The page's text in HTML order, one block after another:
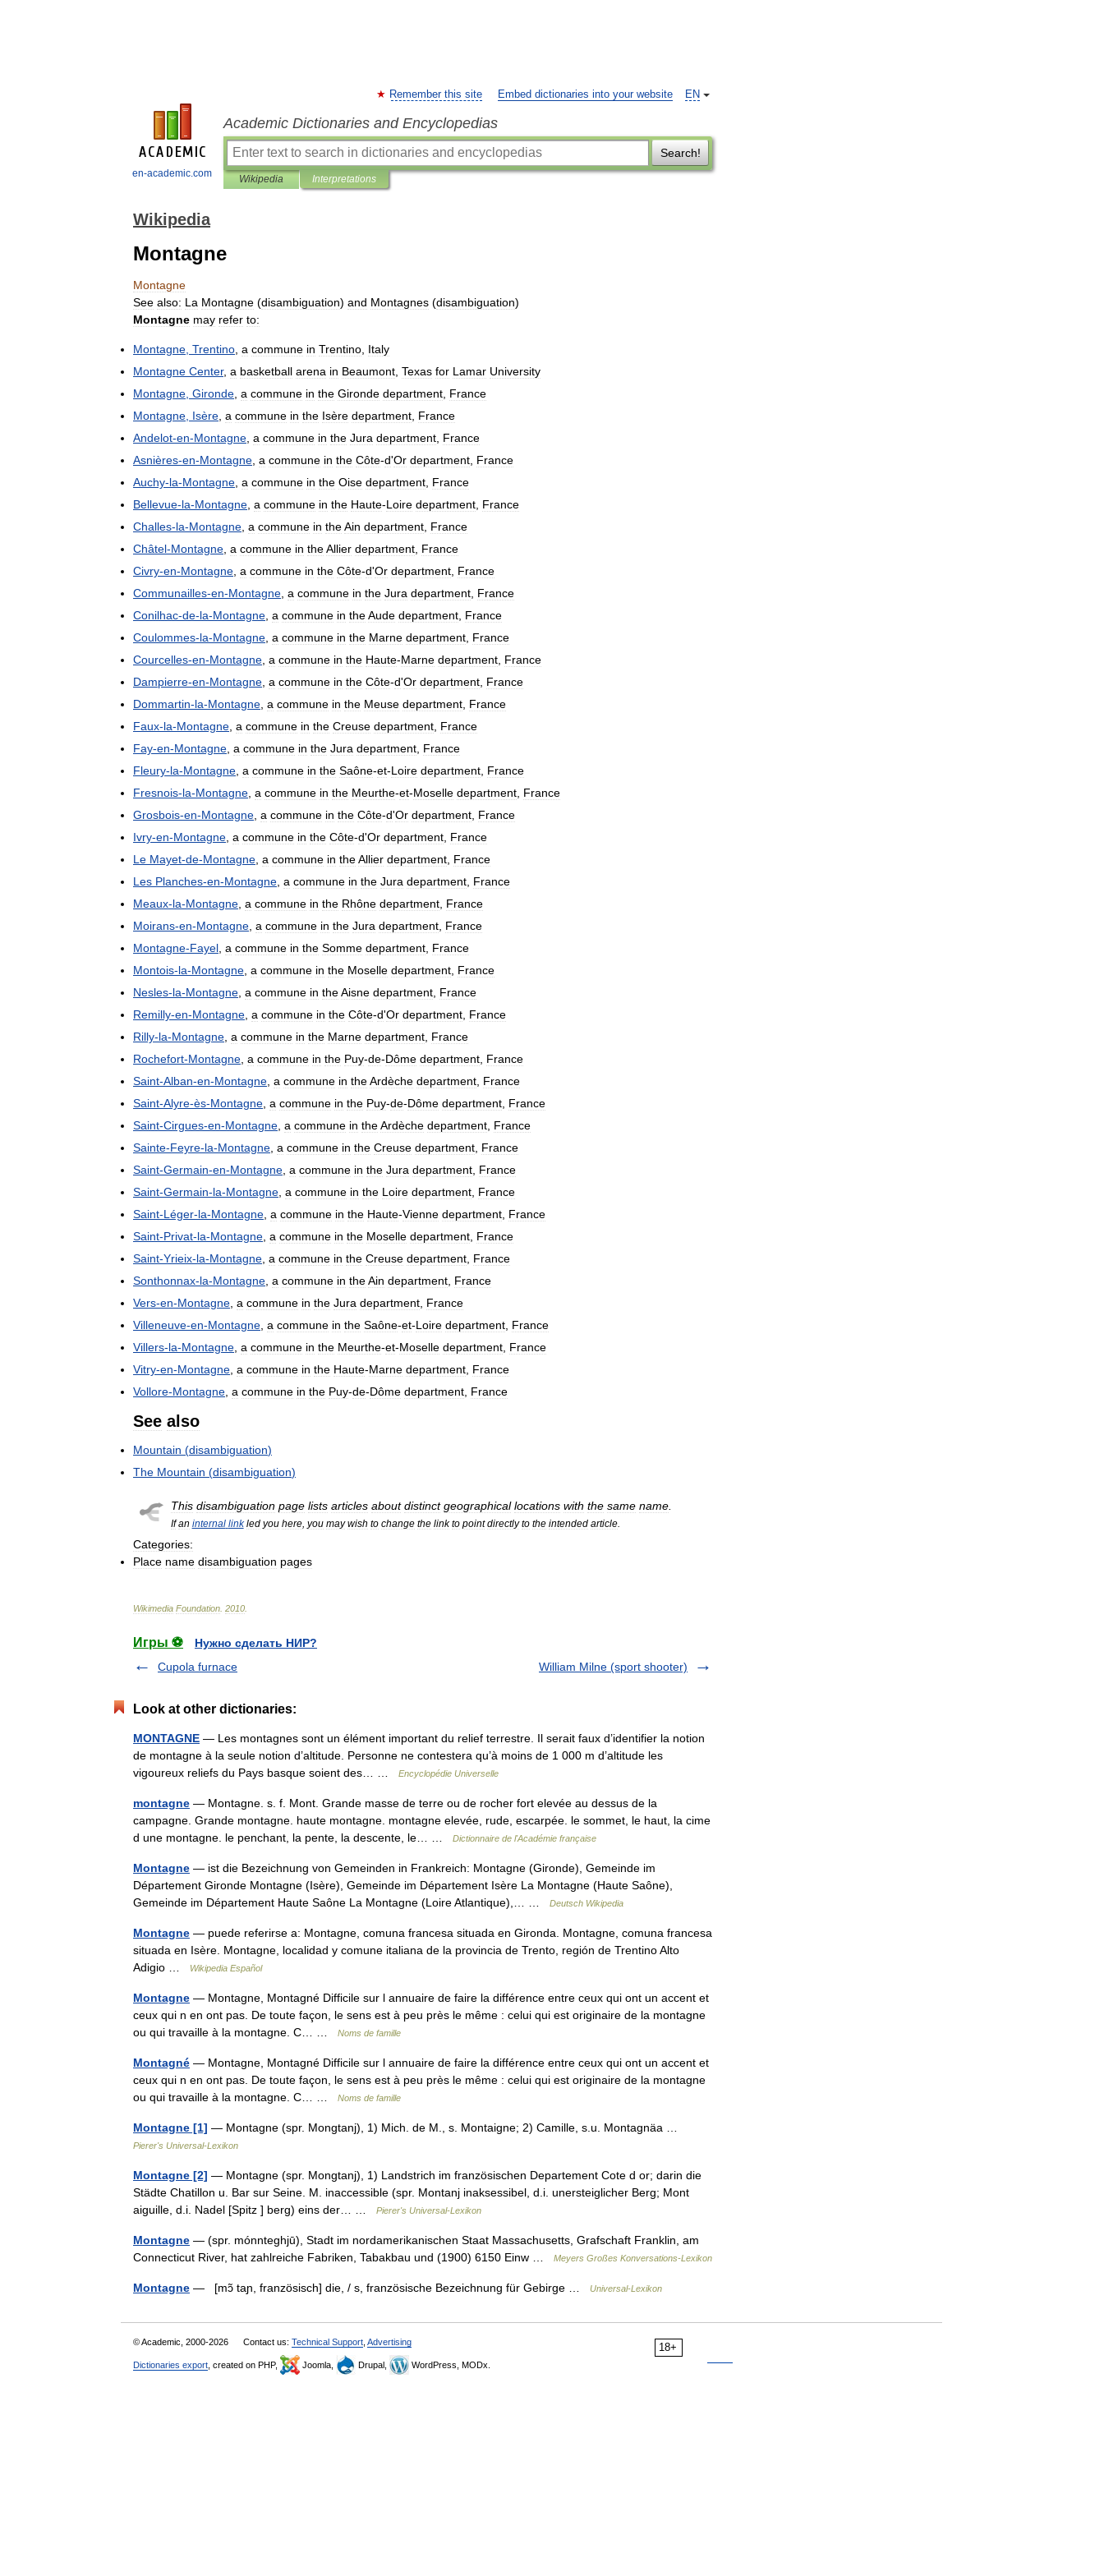
en-academic.com
EN
Remember this site Embed dictionaries into your website
Academic Dictionaries and Encyclopedias
Search!
Wikipedia Interpretations
Wikipedia
Montagne
Montagne
See also: La Montagne (disambiguation) and Montagnes (disambiguation)
Montagne may refer to:
Montagne Trentino a commune in Trentino Italy
Montagne Center, a basketball arena in Beaumont Texas for Lamar University
Montagne Gironde a commune in the Gironde department France
Montagne Isère a commune in the Isère department France
Andelot-en-Montagne a commune in the Jura department France
Asnières-en-Montagne a commune in the Côte-d'Or department France
Auchy-la-Montagne a commune in the Oise department France
Bellevue-la-Montagne a commune in the Haute-Loire department France
Challes-la-Montagne a commune in theAin department France
Châtel-Montagne a commune in theAllier department France
Civry-en-Montagne a commune in the Côte-d'Or department France
Communailles-en-Montagne a commune in the Jura department France
Conilhac-de-la-Montagne a commune in theAude department France
Coulommes-la-Montagne a commune in the Marne department France
Courcelles-en-Montagne a commune in the Haute-Marne department France
Dampierre-en-Montagne a commune in the Côte-d'Or department France
Dommartin-la-Montagne a commune in the Meuse department France
Faux-la-Montagne a commune in the Creuse department France
Fay-en-Montagne a commune in the Jura department France
Fleury-la-Montagne a commune in the Saône-et-Loire department France
Fresnois-la-Montagne a commune in the Meurthe-et-Moselle department France
Grosbois-en-Montagne a commune in the Côte-d'Or department France
Ivry-en-Montagne a commune in the Côte-d'Or department France
Le Mayet-de-Montagne a commune in theAllier department France
Les Planches-en-Montagne a commune in the Jura department France
Meaux-la-Montagne a commune in the Rhône department France
Moirans-en-Montagne a commune in the Jura department France
Montagne-Fayel a commune in the Somme department France
Montois-la-Montagne a commune in the Moselle department France
Nesles-la-Montagne a commune in theAisne department France
Remilly-en-Montagne a commune in the Côte-d'Or department France
Rilly-la-Montagne a commune in the Marne department France
Rochefort-Montagne a commune in the Puy-de-Dôme department France
Saint-Alban-en-Montagne a commune in theArdèche department France
Saint-Alyre-ès-Montagne a commune in the Puy-de-Dôme department France
Saint-Cirgues-en-Montagne a commune in theArdèche department France
Sainte-Feyre-la-Montagne a commune in the Creuse department France
Saint-Germain-en-Montagne a commune in the Jura department France
Saint-Germain-la-Montagne a commune in the Loire department France
Saint-Léger-la-Montagne a commune in the Haute-Vienne department France
Saint-Privat-la-Montagne a commune in the Moselle department France
Saint-Yrieix-la-Montagne a commune in the Creuse department France
Sonthonnax-la-Montagne a commune in theAin department France
Vers-en-Montagne a commune in the Jura department France
Villeneuve-en-Montagne a commune in the Saône-et-Loire department France
Villers-la-Montagne a commune in the Meurthe-et-Moselle department France
Vitry-en-Montagne a commune in the Haute-Marne department France
Vollore-Montagne a commune in the Puy-de-Dôme department France
See also
Mountain (disambiguation)
The Mountain (disambiguation)
This disambiguation page lists articles about distinct geographical locations with the same name.
If an internal link led you here, you may wish to change the link to point directly to the intended article.
Categories:
Place name disambiguation pages
Wikimedia Foundation 2010
Игры ⚽
Нужно сделать НИР?
Cupola furnace
William Milne (sport shooter)
Look at other dictionaries:
MONTAGNE — Les montagnes sont un élément important du relief terrestre. Il serait faux d’identifier la notion
de montagne à la seule notion d’altitude. Personne ne contestera qu’à moins de 1 000 m d’altitude les
vigoureux reliefs du Pays basque soient des… …
Encyclopédie Universelle
montagne — Montagne. s. f. Mont. Grande masse de terre ou de rocher fort elevée au dessus de la
campagne. Grande montagne. haute montagne. montagne elevée, rude, escarpée. le sommet, le haut, la cime
d une montagne. le penchant, la pente, la descente, le… …
Dictionnaire de l'Académie française
Montagne — ist die Bezeichnung von Gemeinden in Frankreich: Montagne (Gironde), Gemeinde im
Département Gironde Montagne (Isère), Gemeinde im Département Isère La Montagne (Haute Saône),
Gemeinde im Département Haute Saône La Montagne (Loire Atlantique),… …
Deutsch Wikipedia
Montagne — puede referirse a: Montagne, comuna francesa situada en Gironda. Montagne, comuna francesa
situada en Isère. Montagne, localidad y comune italiana de la provincia de Trento, región de Trentino Alto
Adigio …
Wikipedia Español
Montagne — Montagne, Montagné Difficile sur l annuaire de faire la différence entre ceux qui ont un accent et
ceux qui n en ont pas. De toute façon, le sens est à peu près le même : celui qui est originaire de la montagne
ou qui travaille à la montagne. C… …
Noms de famille
Montagné — Montagne, Montagné Difficile sur l annuaire de faire la différence entre ceux qui ont un accent et
ceux qui n en ont pas. De toute façon, le sens est à peu près le même : celui qui est originaire de la montagne
ou qui travaille à la montagne. C… …
Noms de famille
Montagne [1] — Montagne (spr. Mongtanj), 1) Mich. de M., s. Montaigne; 2) Camille, s.u. Montagnäa …
Pierer's Universal-Lexikon
Montagne [2] — Montagne (spr. Mongtanj), 1) Landstrich im französischen Departement Cote d or; darin die
Städte Chatillon u. Bar sur Seine. M. inaccessible (spr. Montanj inaksessibel, d.i. unersteiglicher Berg; Mont
aiguille, d.i. Nadel [Spitz ] berg) eins der… …
Pierer's Universal-Lexikon
Montagne — (spr. mónnteghjū), Stadt im nordamerikanischen Staat Massachusetts, Grafschaft Franklin, am
Connecticut River, hat zahlreiche Fabriken, Tabakbau und (1900) 6150 Einw …
Meyers Großes Konversations-Lexikon
Montagne — [mɔ̃ taɲ, französisch] die, / s, französische Bezeichnung für Gebirge … Universal-Lexikon
18+
© Academic, 2000-2026 Contact us: Technical Support Advertising
Dictionaries export , created on PHP, Joomla, Drupal, WordPress, MODx.